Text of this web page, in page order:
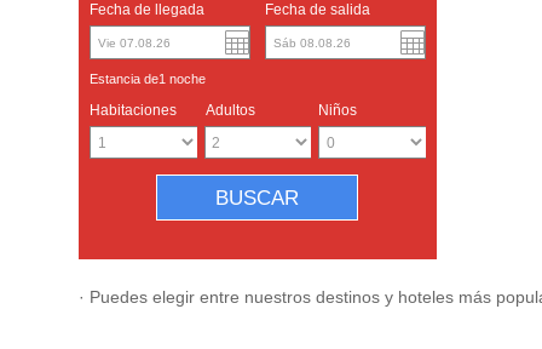
Fecha de llegada Fecha de salida
Estancia de1 noche
Habitaciones Adultos Niños
· Puedes elegir entre nuestros destinos y hoteles más